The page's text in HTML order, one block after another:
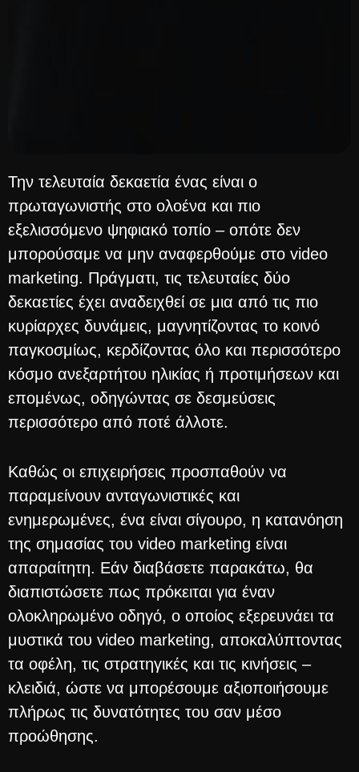
Την τελευταία δεκαετία ένας είναι ο
πρωταγωνιστής στο ολοένα και πιο
εξελισσόμενο ψηφιακό τοπίο – οπότε δεν
μπορούσαμε να μην αναφερθούμε στο video
marketing. Πράγματι, τις τελευταίες δύο
δεκαετίες έχει αναδειχθεί σε μια από τις πιο
κυρίαρχες δυνάμεις, μαγνητίζοντας το κοινό
παγκοσμίως, κερδίζοντας όλο και περισσότερο
κόσμο ανεξαρτήτου ηλικίας ή προτιμήσεων και
επομένως, οδηγώντας σε δεσμεύσεις
περισσότερο από ποτέ άλλοτε.
Καθώς οι επιχειρήσεις προσπαθούν να
παραμείνουν ανταγωνιστικές και
ενημερωμένες, ένα είναι σίγουρο, η κατανόηση
της σημασίας του video marketing είναι
απαραίτητη. Εάν διαβάσετε παρακάτω, θα
διαπιστώσετε πως πρόκειται για έναν
ολοκληρωμένο οδηγό, ο οποίος εξερευνάει τα
μυστικά του video marketing, αποκαλύπτοντας
τα οφέλη, τις στρατηγικές και τις κινήσεις –
κλειδιά, ώστε να μπορέσουμε αξιοποιήσουμε
πλήρως τις δυνατότητες του σαν μέσο
προώθησης.